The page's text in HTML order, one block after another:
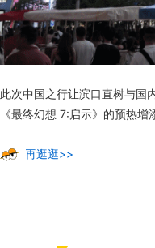
此次中国之行让滨口直树与国
《最终幻想 7:启示》的预热增
再逛逛>>